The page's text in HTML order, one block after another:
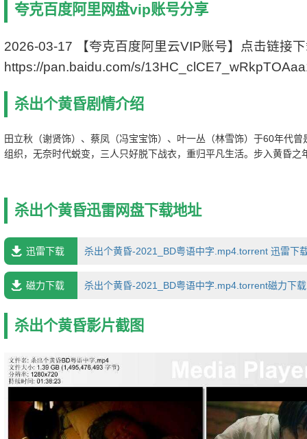
夸克百度阿里网盘vip账号分享
2026-03-17 【夸克百度阿里云VIP账号】点击链接
https://pan.baidu.com/s/
杀出个黄昏剧情介绍
田立秋（谢贤饰）、蔡凤（冯宝宝饰）、叶一丛（林雪饰）于60年代
组织，无奈时代蜕变，三人只好脱下战衣，重归平凡生活。步入黄昏之
杀出个黄昏迅雷网盘下载地址
迅雷下载 杀出个黄昏-2021_BD粤语中字.mp4.torrent 迅雷下
磁力下载 杀出个黄昏-2021_BD粤语中字.mp4.torrent磁力下载
杀出个黄昏影片截图